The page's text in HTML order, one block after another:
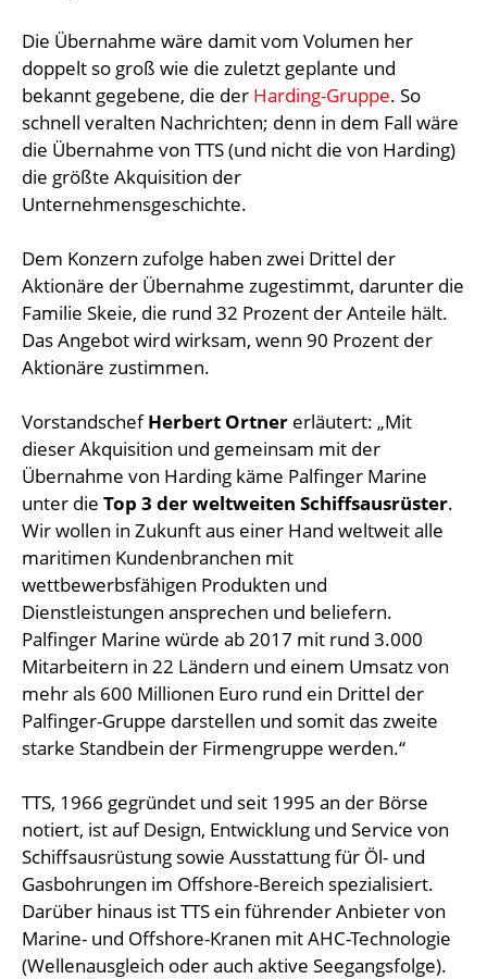
Die Übernahme wäre damit vom Volumen her
doppelt so groß wie die zuletzt geplante und
bekannt gegebene, die der Harding-Gruppe. So
schnell veralten Nachrichten; denn in dem Fall wäre
die Übernahme von TTS (und nicht die von Harding)
die größte Akquisition der
Unternehmensgeschichte.
Dem Konzern zufolge haben zwei Drittel der
Aktionäre der Übernahme zugestimmt, darunter die
Familie Skeie, die rund 32 Prozent der Anteile hält.
Das Angebot wird wirksam, wenn 90 Prozent der
Aktionäre zustimmen.
VorstandschefHerbert Ortner erläutert: „Mit
dieser Akquisition und gemeinsam mit der
Übernahme von Harding käme Palfinger Marine
unter die Top 3 der weltweiten Schiffsausrüster.
Wir wollen in Zukunft aus einer Hand weltweit alle
maritimen Kundenbranchen mit
wettbewerbsfähigen Produkten und
Dienstleistungen ansprechen und beliefern.
Palfinger Marine würde ab 2017 mit rund 3.000
Mitarbeitern in 22 Ländern und einem Umsatz von
mehr als 600 Millionen Euro rund ein Drittel der
Palfinger-Gruppe darstellen und somit das zweite
starke Standbein der Firmengruppe werden.“
TTS, 1966 gegründet und seit 1995 an der Börse
notiert, ist auf Design, Entwicklung und Service von
Schiffsausrüstung sowie Ausstattung für Öl- und
Gasbohrungen im Offshore-Bereich spezialisiert.
Darüber hinaus ist TTS ein führender Anbieter von
Marine- und Offshore-Kranen mit AHC-Technologie
(Wellenausgleich oder auch aktive Seegangsfolge).